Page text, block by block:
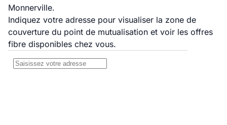
Monnerville.
Indiquez votre adresse pour visualiser la zone de
couverture du point de mutualisation et voir les offres
fibre disponibles chez vous.